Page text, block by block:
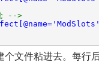
-->
个文件粘进去。每行